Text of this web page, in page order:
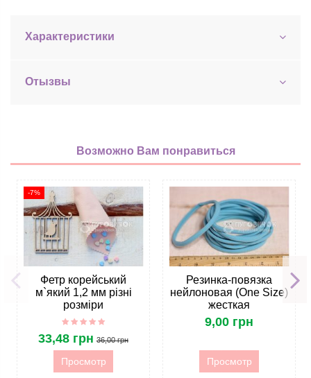
Характеристики
Отызвы
Возможно Вам понравиться
-7%
Фетр корейський
м`який 1,2 мм різні
розміри
33,48 грн 36,00 грн
Просмотр
Резинка-повязка
нейлоновая (One Size)
жесткая
9,00 грн
Просмотр